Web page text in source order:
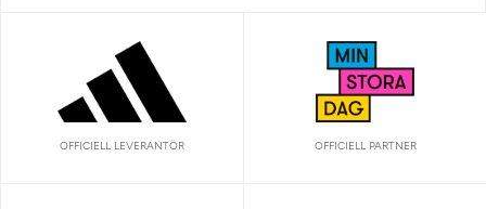
OFFICIELL LEVERANTÖR OFFICIELL PARTNER